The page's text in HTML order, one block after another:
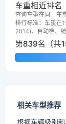
车重相近排名
查询车型在同一车
排行标准：车重在
2014)、自动档、
第839名（共
相关车型推荐
根据车辆级别